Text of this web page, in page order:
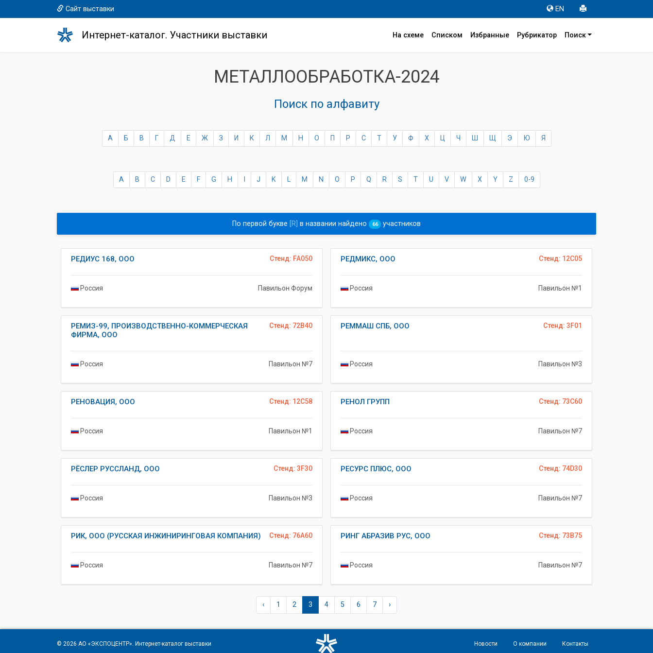
Сайт выставки EN
Интернет-каталог. Участники выставки На схеме Списком Избранные Рубрикатор Поиск
МЕТАЛЛООБРАБОТКА-2024
Поиск по алфавиту
А Б В Г Д Е Ж З И К Л М Н О П Р С Т У Ф Х Ц Ч Ш Щ Э Ю Я
A B C D E F G H J K L M N O P Q R S T U V W X Y Z 0-9
По первой букве [R] в названии найдено 66 участников
Стенд: FA050
РЕДИУС 168, ООО
Россия Павильон Форум
Стенд: 12C05
РЕДМИКС, ООО
Россия Павильон №1
Стенд: 72B40
РЕМИЗ-99, ПРОИЗВОДСТВЕННО-КОММЕРЧЕСКАЯ
ФИРМА, ООО
Россия Павильон №7
Стенд: 3F01
РЕММАШ СПБ, ООО
Россия Павильон №3
Стенд: 12C58
РЕНОВАЦИЯ, ООО
Россия Павильон №1
Стенд: 73C60
РЕНОЛ ГРУПП
Россия Павильон №7
Стенд: 3F30
РЁСЛЕР РУССЛАНД, ООО
Россия Павильон №3
Стенд: 74D30
РЕСУРС ПЛЮС, ООО
Россия Павильон №7
Стенд: 76A60
РИК, ООО (РУССКАЯ ИНЖИНИРИНГОВАЯ КОМПАНИЯ)
Россия Павильон №7
Стенд: 73B75
РИНГ АБРАЗИВ РУС, ООО
Россия Павильон №7
‹ 1 2 3 4 5 6 7 ›
© 2026 АО «ЭКСПОЦЕНТР». Интернет-каталог выставки Новости О компании Контакты